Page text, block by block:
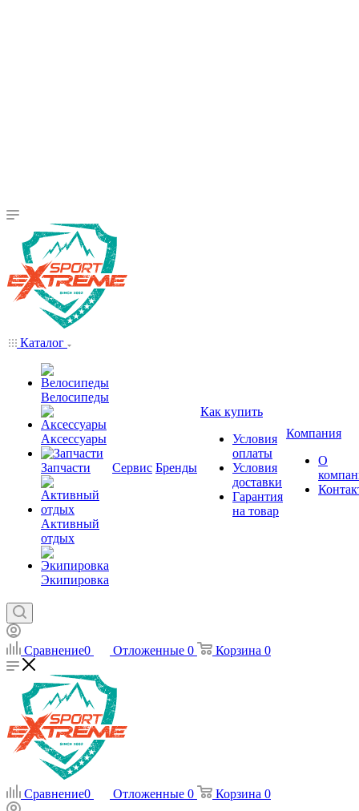
Каталог
Велосипеды
Аксессуары
Запчасти
Активный
отдых
Экипировка
Сервис Бренды
Как купить
Условия
оплаты
Условия
доставки
Гарантия
на товар
Компания
О
Сравнение0 Отложенные 0 Корзина 0
Сравнение0 Отложенные 0 Корзина 0